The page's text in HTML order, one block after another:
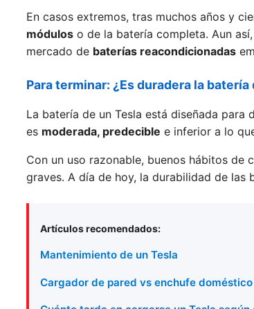
En casos extremos, tras muchos años y
módulos o de la batería completa. Aun
mercado de baterías reacondicionadas
Para terminar: ¿Es duradera la batería
La batería de un Tesla está diseñada
es moderada, predecible e inferior a lo
Con un uso razonable, buenos hábitos de
graves. A día de hoy, la durabilidad de las
Artículos recomendados:
Mantenimiento de un Tesla
Cargador de pared vs enchufe doméstico